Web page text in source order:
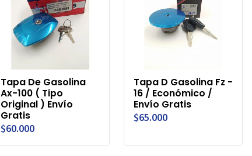
Tapa De Gasolina
Ax-100 ( Tipo
Original ) Envío
Gratis
$60.000
Tapa D Gasolina Fz -
16 / Económico /
Envío Gratis
$65.000